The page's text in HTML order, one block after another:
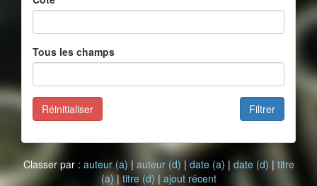
Tous les champs
Filtrer
Réinitialiser
Classer par : auteur (a) | auteur (d) | date (a) | date (d) | titre
(a)| titre (d) | ajout récent